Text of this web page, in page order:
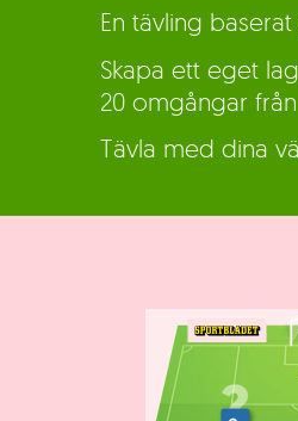
En tävling
Skapa ett eget
20 omgångar från
Tävla med dina